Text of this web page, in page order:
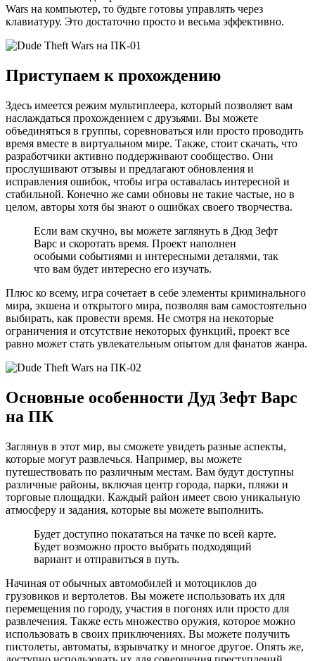
Wars на компьютер, то будьте готовы управлять через
клавиатуру. Это достаточно просто и весьма эффективно.
Приступаем к прохождению
Здесь имеется режим мультиплеера, который позволяет вам
наслаждаться прохождением с друзьями. Вы можете
объединяться в группы, соревноваться или просто проводить
время вместе в виртуальном мире. Также, стоит скачать, что
разработчики активно поддерживают сообщество. Они
прослушивают отзывы и предлагают обновления и
исправления ошибок, чтобы игра оставалась интересной и
стабильной. Конечно же сами обновы не такие частые, но в
целом, авторы хотя бы знают о ошибках своего творчества.
Если вам скучно, вы можете заглянуть в Дюд Зефт
Варс и скоротать время. Проект наполнен
особыми событиями и интересными деталями, так
что вам будет интересно его изучать.
Плюс ко всему, игра сочетает в себе элементы криминального
мира, экшена и открытого мира, позволяя вам самостоятельно
выбирать, как провести время. Не смотря на некоторые
ограничения и отсутствие некоторых функций, проект все
равно может стать увлекательным опытом для фанатов жанра.
Основные особенности Дуд Зефт Варс
на ПК
Заглянув в этот мир, вы сможете увидеть разные аспекты,
которые могут развлечься. Например, вы можете
путешествовать по различным местам. Вам будут доступны
различные районы, включая центр города, парки, пляжи и
торговые площадки. Каждый район имеет свою уникальную
атмосферу и задания, которые вы можете выполнить.
Будет доступно покататься на тачке по всей карте.
Будет возможно просто выбрать подходящий
вариант и отправиться в путь.
Начиная от обычных автомобилей и мотоциклов до
грузовиков и вертолетов. Вы можете использовать их для
перемещения по городу, участия в погонях или просто для
развлечения. Также есть множество оружия, которое можно
использовать в своих приключениях. Вы можете получить
пистолеты, автоматы, взрывчатку и многое другое. Опять же,